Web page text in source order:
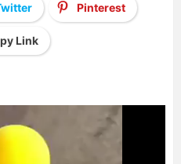
Pinterest
Link